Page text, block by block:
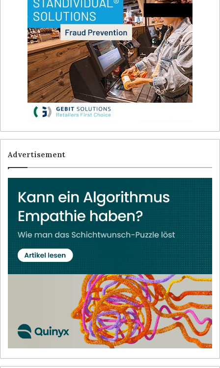
Advertisement